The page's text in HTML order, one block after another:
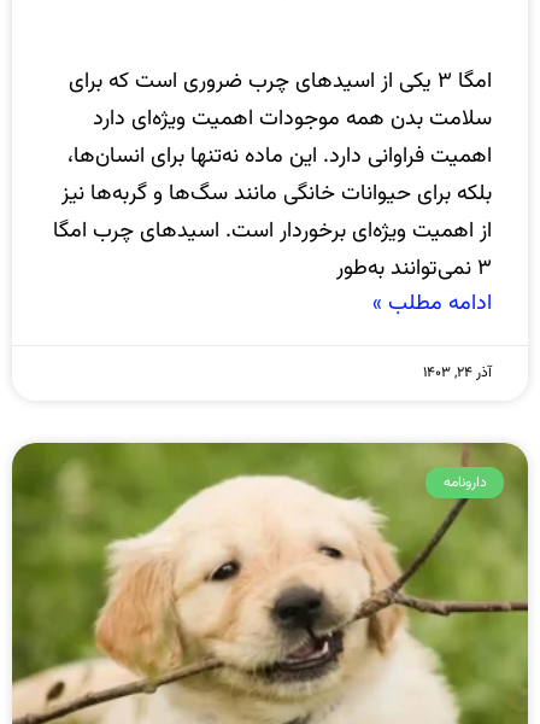
امگا ۳ یکی از اسیدهای چرب ضروری است که برای
سلامت بدن همه موجودات اهمیت ویژه‌ای دارد
اهمیت فراوانی دارد. این ماده نه‌تنها برای انسان‌ها،
بلکه برای حیوانات خانگی مانند سگ‌ها و گربه‌ها نیز
از اهمیت ویژه‌ای برخوردار است. اسیدهای چرب امگا
۳ نمی‌توانند به‌طور
ادامه مطلب »
آذر ۲۴, ۱۴۰۳
دارونامه